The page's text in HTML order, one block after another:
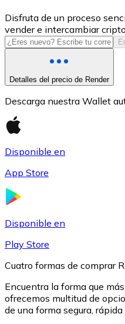
USD Coin
USDC
Disfruta de un proceso
vender e intercambiar
Detalles del precio de Render
Descarga nuestra Wallet
Disponible en
App Store
Disponible en
Play Store
Cuatro formas de comprar
Encuentra la forma que
ofrecemos multitud de
de una forma segura, rápida